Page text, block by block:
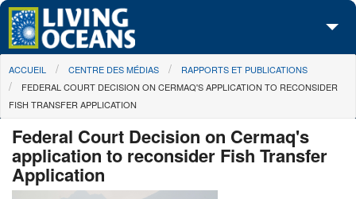
Skip to main content
À propos de nous
Nos campagnes
Centre des Médias
Les Cartes
You are here
ACCUEIL CENTRE DES MÉDIAS
RAPPORTS ET PUBLICATIONS
FEDERAL COURT DECISION ON CERMAQ'S APPLICATION TO RECONSIDER
FISH TRANSFER APPLICATION
Federal Court Decision on Cermaq's
application to reconsider Fish Transfer
Application